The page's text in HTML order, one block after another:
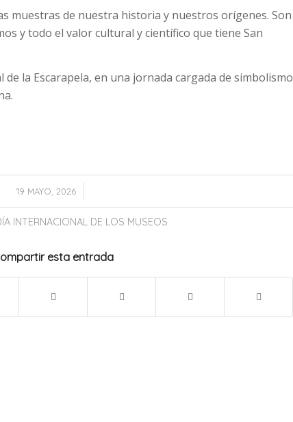
muestras de nuestra historia y nuestros orígenes. Son
y todo el valor cultural y científico que tiene San
de la Escarapela, en una jornada cargada de simbolismo
19 MAYO, 2026
/
INTERNACIONAL DE LOS MUSEOS
esta entrada